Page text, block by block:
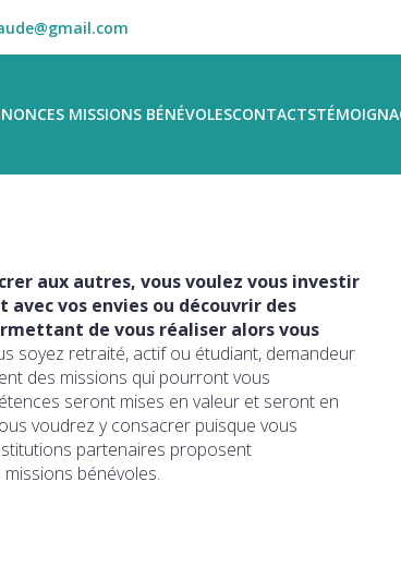
MISSIONS BÉNÉVOLESCONTACTS
aux autres, vous voulez vous investir
avec vos envies ou découvrir des
de vous réaliser alors vous
soyez retraité, actif ou étudiant, demandeur
des missions qui pourront vous
seront mises en valeur et seront en
voudrez y consacrer puisque vous
partenaires proposent
bénévoles.